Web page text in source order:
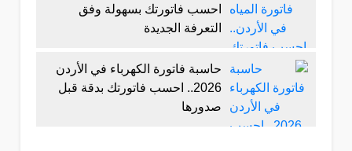
احسب فاتورتك بسهولة وفق
التعرفة الجديدة
حاسبة فاتورة الكهرباء في الأردن
2026.. احسب فاتورتك بدقة قبل
صدورها